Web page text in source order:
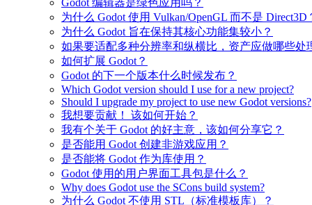
Godot 编辑器是绿色应用吗？
为什么 Godot 使用 Vulkan/OpenGL 而不是 Direct3D
为什么 Godot 旨在保持其核心功能集较小？
如果要适配多种分辨率和纵横比，资产应做哪些处
如何扩展 Godot？
Godot 的下一个版本什么时候发布？
Which Godot version should I use for a new project?
Should I upgrade my project to use new Godot versions?
我想要贡献！ 该如何开始？
我有个关于 Godot 的好主意，该如何分享它？
是否能用 Godot 创建非游戏应用？
是否能将 Godot 作为库使用？
Godot 使用的用户界面工具包是什么？
Why does Godot use the SCons build system?
为什么 Godot 不使用 STL（标准模板库）？